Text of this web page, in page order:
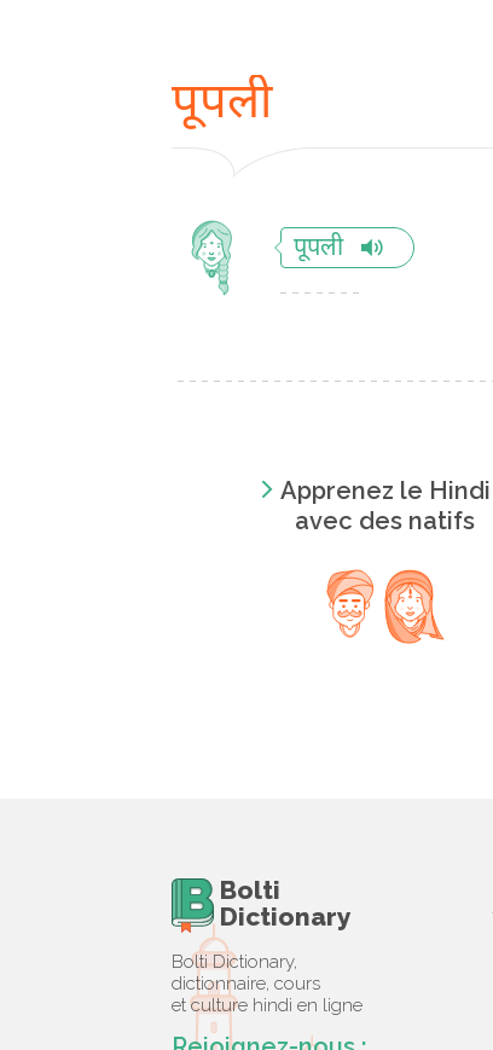
पूपली
पूपली
Apprenez le Hindi
avec des natifs
Bolti
Dictionary
Bolti Dictionary,
dictionnaire, cours
et culture hindi en ligne